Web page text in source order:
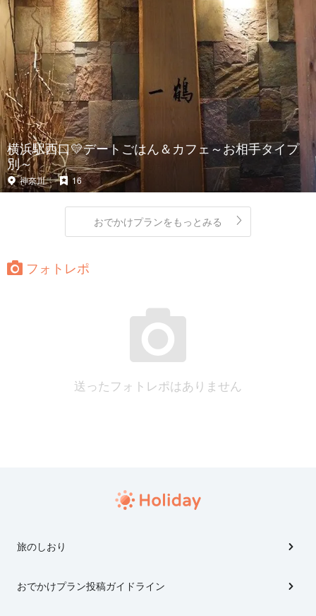
横浜駅西口💛デートごはん＆カフェ～お相手タイプ
別～
神奈川 16
おでかけプランをもっとみる
フォトレポ
送ったフォトレポはありません
旅のしおり
おでかけプラン投稿ガイドライン